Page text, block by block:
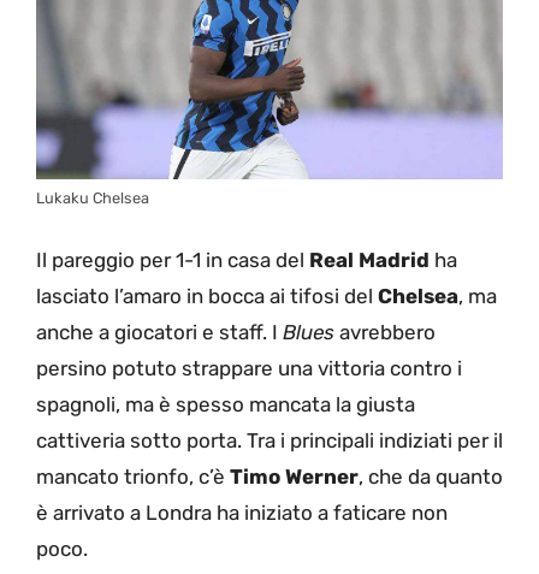
Lukaku Chelsea
Il pareggio per 1-1 in casa del Real Madrid ha
lasciato l’amaro in bocca ai tifosi del Chelsea, ma
anche a giocatori e staff. I Blues avrebbero
persino potuto strappare una vittoria contro i
spagnoli, ma è spesso mancata la giusta
cattiveria sotto porta. Tra i principali indiziati per il
mancato trionfo, c’è Timo Werner, che da quanto
è arrivato a Londra ha iniziato a faticare non
poco.